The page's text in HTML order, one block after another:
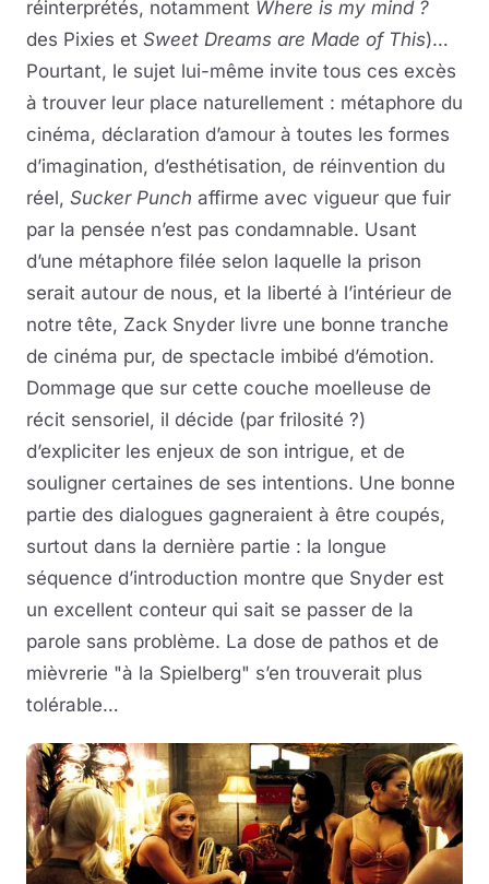
réinterprétés, notamment Where is my mind ?
des Pixies et Sweet Dreams are Made of This)…
Pourtant, le sujet lui-même invite tous ces excès
à trouver leur place naturellement : métaphore du
cinéma, déclaration d’amour à toutes les formes
d’imagination, d’esthétisation, de réinvention du
réel, Sucker Punch affirme avec vigueur que fuir
par la pensée n’est pas condamnable. Usant
d’une métaphore filée selon laquelle la prison
serait autour de nous, et la liberté à l’intérieur de
notre tête, Zack Snyder livre une bonne tranche
de cinéma pur, de spectacle imbibé d’émotion.
Dommage que sur cette couche moelleuse de
récit sensoriel, il décide (par frilosité ?)
d’expliciter les enjeux de son intrigue, et de
souligner certaines de ses intentions. Une bonne
partie des dialogues gagneraient à être coupés,
surtout dans la dernière partie : la longue
séquence d’introduction montre que Snyder est
un excellent conteur qui sait se passer de la
parole sans problème. La dose de pathos et de
mièvrerie "à la Spielberg" s’en trouverait plus
tolérable…